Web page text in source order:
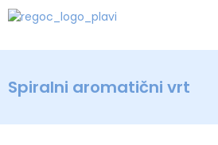
Spiralni aromatični vrt